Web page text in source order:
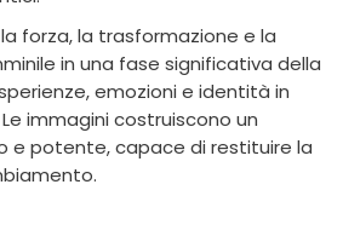
forza, la trasformazione e la
in una fase significativa della
emozioni e identità in
immagini costruiscono un
e potente, capace di restituire la